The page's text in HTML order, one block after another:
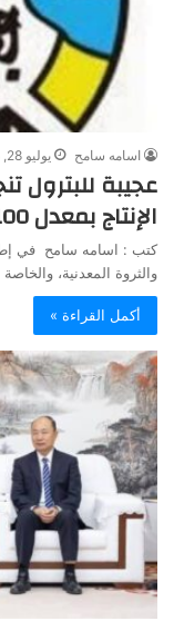
اسامه سامح يوليو 28, 2025
الإنتاج بمعدل 4100 برميل مكافئ يوميًا
كتب : اسامه سامح في إطار
والثروة المعدنية،
أكمل القراءة »